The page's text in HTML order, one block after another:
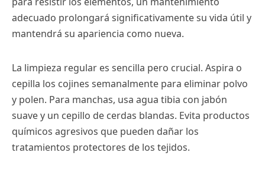
adecuado prolongará significativamente su vida útil y
mantendrá su apariencia como nueva.
La limpieza regular es sencilla pero crucial. Aspira o
cepilla los cojines semanalmente para eliminar polvo
y polen. Para manchas, usa agua tibia con jabón
suave y un cepillo de cerdas blandas. Evita productos
químicos agresivos que pueden dañar los
tratamientos protectores de los tejidos.